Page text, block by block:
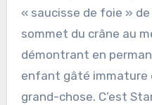
« saucisse de foie »
sommet du crâne au
démontrant en
enfant gâté immature
grand-chose. C’est